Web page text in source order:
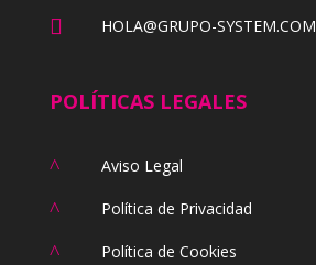
 HOLA@GRUPO-SYSTEM.COM
POLÍTICAS LEGALES
^ Aviso Legal
^ Política de Privacidad
^ Política de Cookies